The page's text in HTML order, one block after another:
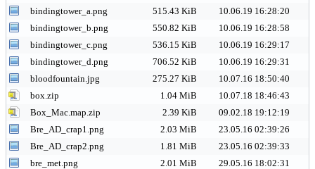
bindingtower_a.png
515.43 KiB
10.06.19 16:28:20
bindingtower_b.png
550.82 KiB
10.06.19 16:28:58
bindingtower_c.png
536.15 KiB
10.06.19 16:29:17
bindingtower_d.png
706.52 KiB
10.06.19 16:29:31
bloodfountain.jpg
275.27 KiB
10.07.16 18:50:40
box.zip
1.04 MiB
10.07.18 18:46:43
Box_Mac.map.zip
2.39 KiB
09.02.18 19:12:19
Bre_AD_crap1.png
2.03 MiB
23.05.16 02:39:26
Bre_AD_crap2.png
1.81 MiB
23.05.16 02:39:33
bre_met.png
2.01 MiB
29.05.16 18:02:31